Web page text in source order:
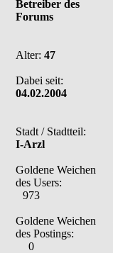
Betreiber des
Forums
Alter: 47
Dabei seit:
04.02.2004
Stadt / Stadtteil:
I-Arzl
Goldene Weichen
des Users:
973
Goldene Weichen
des Postings:
0